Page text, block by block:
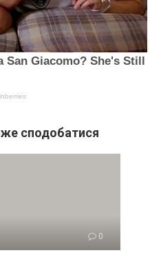
сподобатися
0